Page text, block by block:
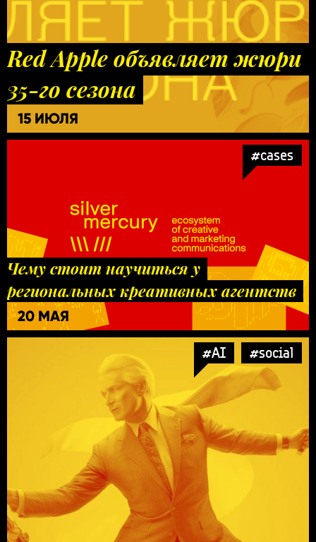
Red Apple объявляет жюри
35-го сезона
15 ИЮЛЯ
#cases
Чему стоит научиться у
региональных креативных агентств
20 МАЯ
#AI #social